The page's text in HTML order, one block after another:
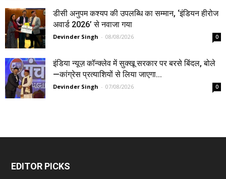
डीसी अनुपम कश्यप की उपलब्धि का सम्मान, ‘इंडियन हीरोज
अवार्ड 2026’ से नवाजा गया
Devinder Singh - 08/08/2026 0
इंडिया न्यूज़ कॉन्क्लेव में सुक्खू सरकार पर बरसे बिंदल, बोले
—कांग्रेस प्रत्याशियों से लिया जाएगा...
Devinder Singh - 07/08/2026 0
EDITOR PICKS